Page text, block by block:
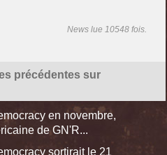
News lue 10548 fois.
précédentes sur
en novembre,
de GN'R...
sortirait le 21